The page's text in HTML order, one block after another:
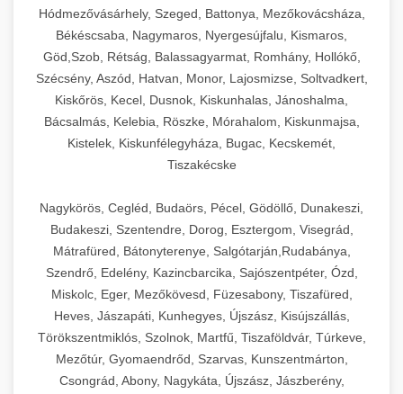
Hódmezővásárhely, Szeged, Battonya, Mezőkovácsháza,
Békéscsaba, Nagymaros, Nyergesújfalu, Kismaros,
Göd,Szob, Rétság, Balassagyarmat, Romhány, Hollókő,
Szécsény, Aszód, Hatvan, Monor, Lajosmizse, Soltvadkert,
Kiskőrös, Kecel, Dusnok, Kiskunhalas, Jánoshalma,
Bácsalmás, Kelebia, Röszke, Mórahalom, Kiskunmajsa,
Kistelek, Kiskunfélegyháza, Bugac, Kecskemét,
Tiszakécske
Nagykörös, Cegléd, Budaörs, Pécel, Gödöllő, Dunakeszi,
Budakeszi, Szentendre, Dorog, Esztergom, Visegrád,
Mátrafüred, Bátonyterenye, Salgótarján,Rudabánya,
Szendrő, Edelény, Kazincbarcika, Sajószentpéter, Ózd,
Miskolc, Eger, Mezőkövesd, Füzesabony, Tiszafüred,
Heves, Jászapáti, Kunhegyes, Újszász, Kisújszállás,
Törökszentmiklós, Szolnok, Martfű, Tiszaföldvár, Túrkeve,
Mezőtúr, Gyomaendrőd, Szarvas, Kunszentmárton,
Csongrád, Abony, Nagykáta, Újszász, Jászberény,